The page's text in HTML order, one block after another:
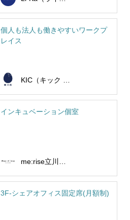
個人も法人も働きやすいワークプ
レイス
インキュベーション個室
3F-シェアオフィス固定席(月額制)